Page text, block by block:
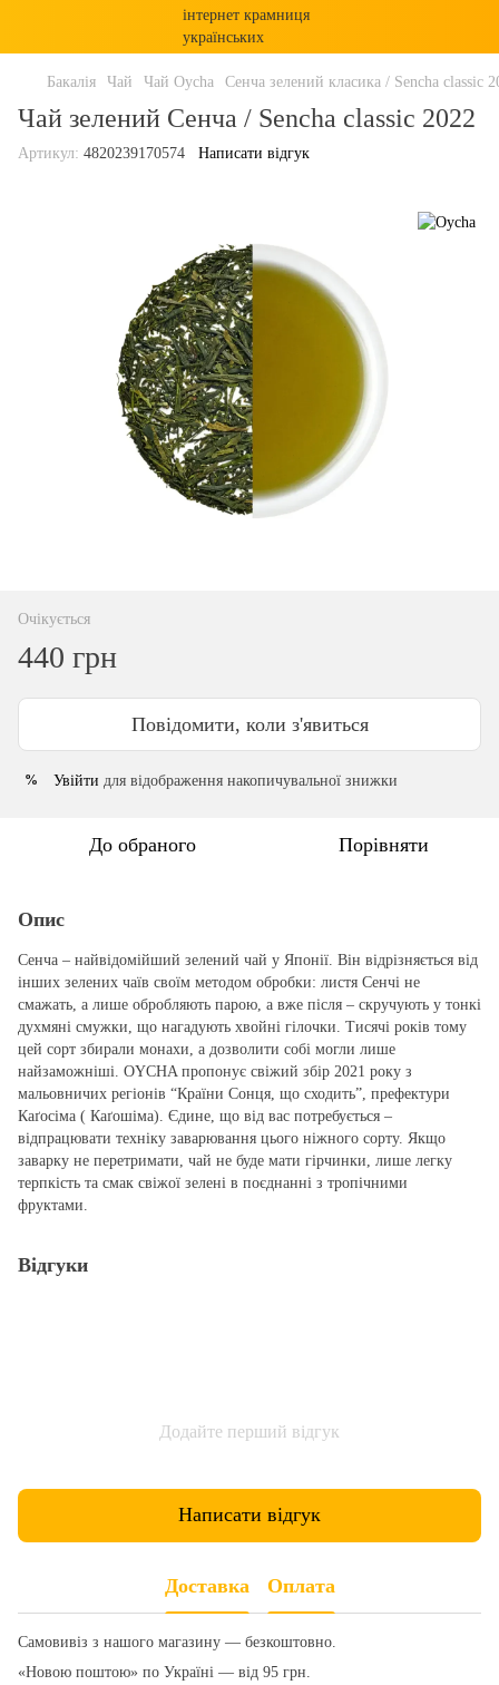
Бакалія Чай Чай Oycha Сенча зелений класика / Sencha classic
Чай зелений Сенча / Sencha classic 2022
Артикул: 4820239170574 Написати відгук
Очікується
440 грн
Повідомити, коли з'явиться
% Увійти для відображення накопичувальної знижки
До обраного Порівняти
Опис
Сенча – найвідомійший зелений чай у Японії. Він відрізняється від
інших зелених чаїв своїм методом обробки: листя Сенчі не
смажать, а лише обробляють парою, а вже після – скручують у тонкі
духмяні смужки, що нагадують хвойні гілочки. Тисячі років тому
цей сорт збирали монахи, а дозволити собі могли лише
найзаможніші. OYCHA пропонує свіжий збір 2021 року з
мальовничих регіонів “Країни Сонця, що сходить”, префектури
Каґосіма ( Каґошіма). Єдине, що від вас потребується –
відпрацювати техніку заварювання цього ніжного сорту. Якщо
заварку не перетримати, чай не буде мати гірчинки, лише легку
терпкість та смак свіжої зелені в поєднанні з тропічними
фруктами.
Відгуки
Додайте перший відгук
Написати відгук
Доставка Оплата
Самовивіз з нашого магазину — безкоштовно.
«Новою поштою» по Україні — від 95 грн.